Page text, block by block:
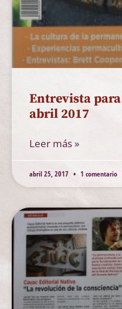
Entrevista
abril 2017
Leer más »
abril 25, 2017 1 comentario